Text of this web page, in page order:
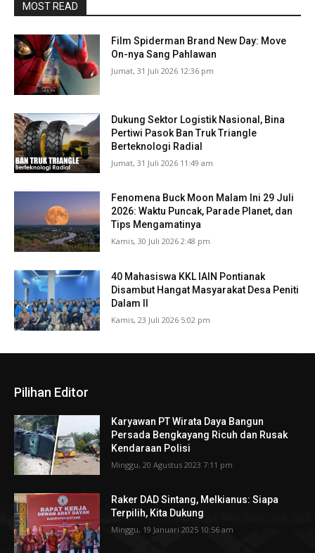
MOST READ
Film Spiderman Brand New Day: Move
On-nya Sang Pahlawan
Jumat, 31 Juli 2026 12:36 pm
Dukung Sektor Logistik Nasional, Bina
Pertiwi Pasok Ban Truk Triangle
Berteknologi Radial
Jumat, 31 Juli 2026 11:49 am
Fenomena Buck Moon Malam Ini 29 Juli
2026: Waktu Puncak, Parade Planet, dan
Tips Mengamatinya
Kamis, 30 Juli 2026 2:48 pm
40 Mahasiswa KKL IAIN Pontianak
Disambut Hangat Masyarakat Desa Peniti
Dalam II
Kamis, 23 Juli 2026 5:02 pm
Pilihan Editor
Karyawan PT Wirata Daya Bangun
Persada Bengkayang Ricuh dan Rusak
Kendaraan Polisi
Minggu, 20 Agustus 2023 7:11 pm
Raker DAD Sintang, Melkianus: Siapa
Terpilih, Kita Dukung
Minggu, 19 Januari 2025 10:56 am